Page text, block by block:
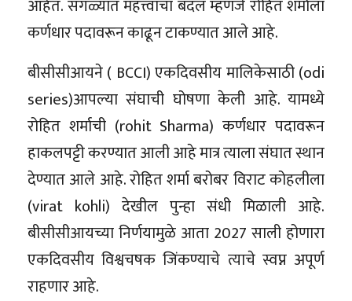
आहेत. सगळ्यात महत्त्वाचा बदल म्हणजे रोहित शर्माला
कर्णधार पदावरून काढून टाकण्यात आले आहे.
बीसीसीआयने ( BCCI) एकदिवसीय मालिकेसाठी (odi
series)आपल्या संघाची घोषणा केली आहे. यामध्ये
रोहित शर्माची (rohit Sharma) कर्णधार पदावरून
हाकलपट्टी करण्यात आली आहे मात्र त्याला संघात स्थान
देण्यात आले आहे. रोहित शर्मा बरोबर विराट कोहलीला
(virat kohli) देखील पुन्हा संधी मिळाली आहे.
बीसीसीआयच्या निर्णयामुळे आता 2027 साली होणारा
एकदिवसीय विश्वचषक जिंकण्याचे त्याचे स्वप्न अपूर्ण
राहणार आहे.